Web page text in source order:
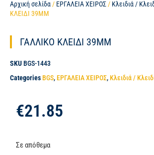
Αρχική σελίδα / ΕΡΓΑΛΕΙΑ ΧΕΙΡΟΣ / Κλειδιά /
ΚΛΕΙΔΙ 39MM
ΓΑΛΛΙΚΟ ΚΛΕΙΔΙ 39MM
SKU BGS-1443
Categories BGS, ΕΡΓΑΛΕΙΑ ΧΕΙΡΟΣ, Κλειδιά /
€21.85
Σε απόθεμα